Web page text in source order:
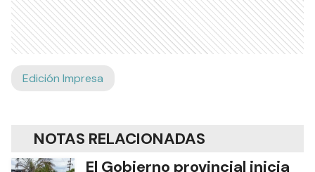
Edición Impresa
NOTAS RELACIONADAS
El Gobierno provincial inicia